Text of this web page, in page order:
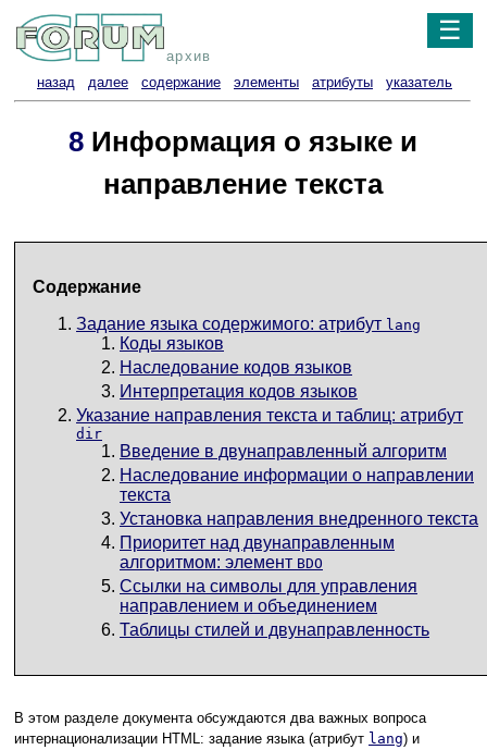
архив
☰
назад далее содержание элементы атрибуты указатель
8Информация о языке и
направление текста
Содержание
Задание языка содержимого: атрибут lang
Коды языков
Наследование кодов языков
Интерпретация кодов языков
Указание направления текста и таблиц: атрибут
dir
Введение в двунаправленный алгоритм
Наследование информации о направлении
текста
Установка направления внедренного текста
Приоритет над двунаправленным
алгоритмом: элемент BDO
Ссылки на символы для управления
направлением и объединением
Таблицы стилей и двунаправленность
В этом разделе документа обсуждаются два важных вопроса
интернационализации HTML: задание языка (атрибут lang) и